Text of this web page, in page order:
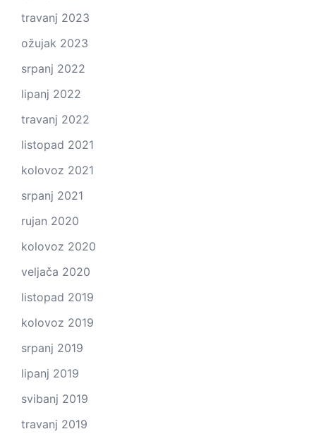
travanj 2023
ožujak 2023
srpanj 2022
lipanj 2022
travanj 2022
listopad 2021
kolovoz 2021
srpanj 2021
rujan 2020
kolovoz 2020
veljača 2020
listopad 2019
kolovoz 2019
srpanj 2019
lipanj 2019
svibanj 2019
travanj 2019